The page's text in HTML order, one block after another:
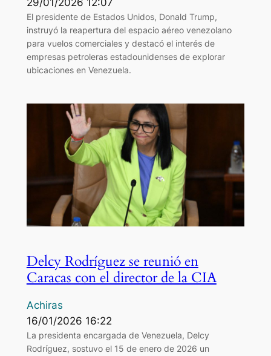
29/01/2026 12:07
El presidente de Estados Unidos, Donald Trump,
instruyó la reapertura del espacio aéreo venezolano
para vuelos comerciales y destacó el interés de
empresas petroleras estadounidenses de explorar
ubicaciones en Venezuela.
Delcy Rodríguez se reunió en
Caracas con el director de la CIA
Achiras
16/01/2026 16:22
La presidenta encargada de Venezuela, Delcy
Rodríguez, sostuvo el 15 de enero de 2026 un